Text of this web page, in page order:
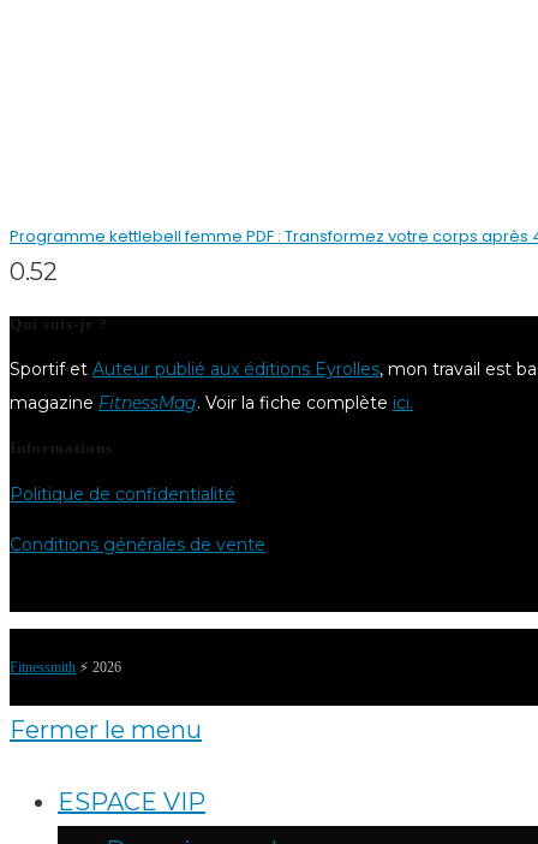
Programme kettlebell femme PDF : Transformez votre corps après
Qui suis-je ?
Sportif et Auteur publié aux éditions Eyrolles, mon travail est
magazine FitnessMag. Voir la fiche complète ici.
Informations
Politique de confidentialité
Conditions générales de vente
Fitnessmith ⚡️ 2026
Fermer le menu
ESPACE VIP